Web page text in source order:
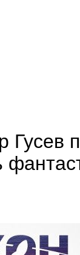
Гусев